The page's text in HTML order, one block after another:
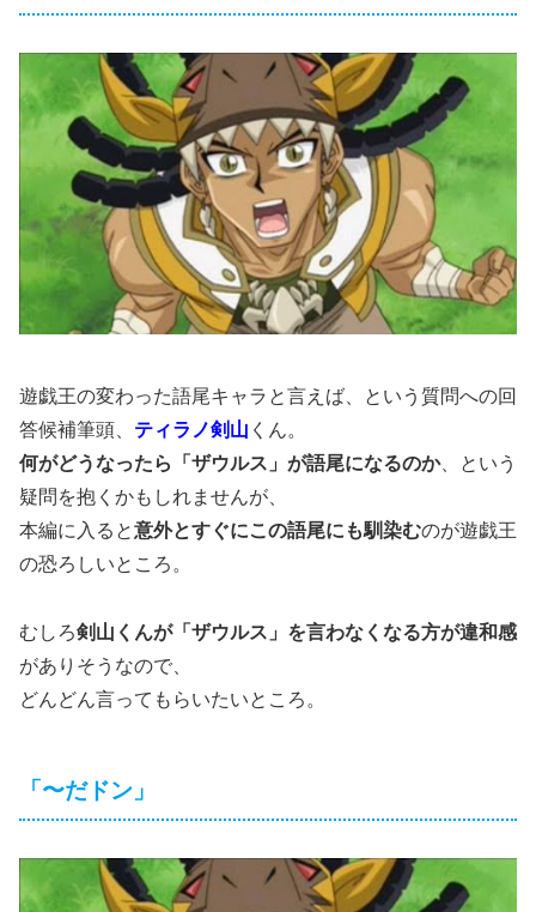
遊戯王の変わった語尾キャラと言えば、という質問への回
答候補筆頭、 ティラノ剣山 くん。
何がどうなったら「ザウルス」が語尾になるのか、という
疑問を抱くかもしれませんが、
本編に入ると意外とすぐにこの語尾にも馴染むのが遊戯王
の恐ろしいところ。
むしろ剣山くんが「ザウルス」を言わなくなる方が違和感
がありそうなので、
どんどん言ってもらいたいところ。
「〜だドン」